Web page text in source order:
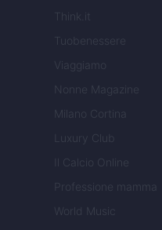
Think.it
Tuobenessere
Viaggiamo
Nonne Magazine
Milano Cortina
Luxury Club
Il Calcio Online
Professione mamma
World Music